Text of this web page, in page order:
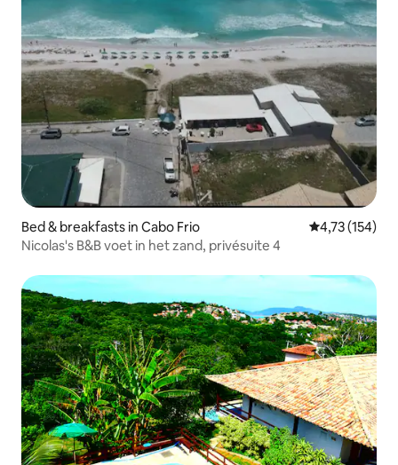
Bed & breakfasts in Cabo Frio Gemiddelde
4,73 (154)
Nicolas's B&B voet in het zand, privésuite 4